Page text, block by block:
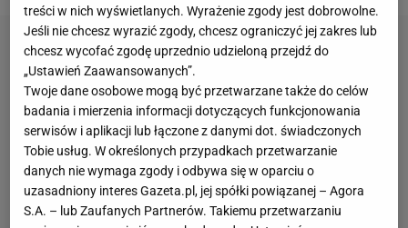
treści w nich wyświetlanych. Wyrażenie zgody jest dobrowolne.
Jeśli nie chcesz wyrazić zgody, chcesz ograniczyć jej zakres lub
chcesz wycofać zgodę uprzednio udzieloną przejdź do
„Ustawień Zaawansowanych”.
Twoje dane osobowe mogą być przetwarzane także do celów
badania i mierzenia informacji dotyczących funkcjonowania
serwisów i aplikacji lub łączone z danymi dot. świadczonych
Tobie usług. W określonych przypadkach przetwarzanie
danych nie wymaga zgody i odbywa się w oparciu o
uzasadniony interes Gazeta.pl, jej spółki powiązanej – Agora
S.A. – lub Zaufanych Partnerów. Takiemu przetwarzaniu